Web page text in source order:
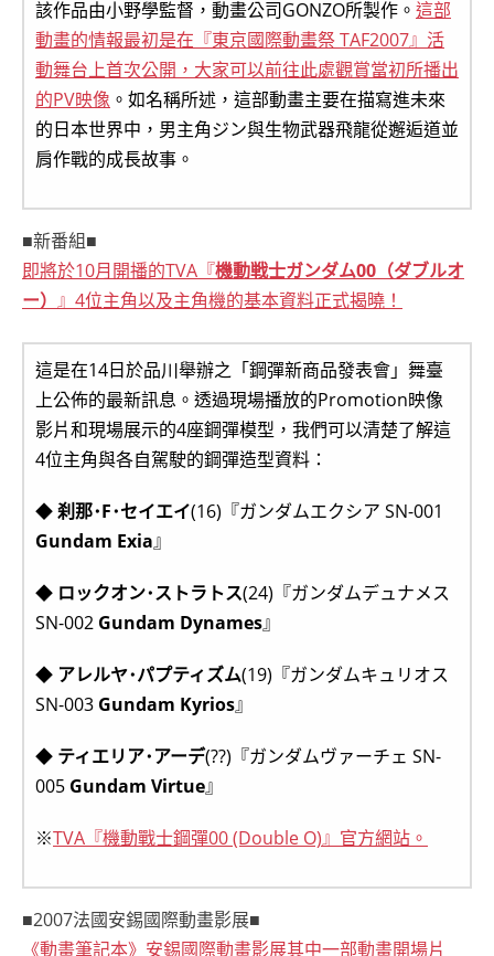
該作品由小野學監督，動畫公司GONZO所製作。 這部
動畫的情報最初是在『東京國際動畫祭 TAF2007』活
動舞台上首次公開，大家可以前往此處觀賞當初所播出
的PV映像 。如名稱所述，這部動畫主要在描寫進未來
的日本世界中，男主角ジン與生物武器飛龍從邂逅道並
肩作戰的成長故事。
■新番組■
即將於10月開播的TVA『機動戦士ガンダム00（ダブルオ
ー） 』4位主角以及主角機的基本資料正式揭曉！
這是在14日於品川舉辦之「鋼彈新商品發表會」舞臺
上公佈的最新訊息。透過現場播放的Promotion映像
影片和現場展示的4座鋼彈模型，我們可以清楚了解這
4位主角與各自駕駛的鋼彈造型資料：
◆刹那･F･セイエイ(16)『ガンダムエクシア SN-001
Gundam Exia』
◆ ロックオン･ストラトス(24)『ガンダムデュナメス
SN-002 Gundam Dynames』
◆ アレルヤ･パプティズム(19)『ガンダムキュリオス
SN-003 Gundam Kyrios』
◆ ティエリア･アーデ(??)『ガンダムヴァーチェ SN-
005 Gundam Virtue』
※TVA『機動戰士鋼彈00 (Double O)』官方網站。
■2007法國安錫國際動畫影展■
《動畫筆記本》安錫國際動畫影展其中一部動畫開場片